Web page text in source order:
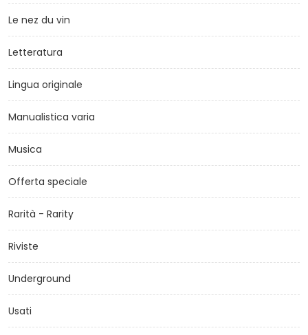
Le nez du vin
Letteratura
Lingua originale
Manualistica varia
Musica
Offerta speciale
Rarità - Rarity
Riviste
Underground
Usati